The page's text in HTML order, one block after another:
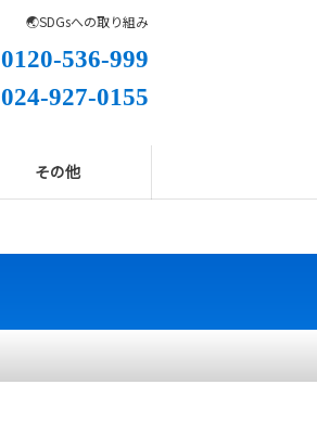
0120-536-999
024-927-0155
その他
🌏SDGsへの取り組み